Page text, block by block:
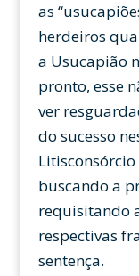
as
herdeiros
a Usucapião
pronto, esse
ver
do sucesso
buscando a
requisitando
respectivas
sentença.